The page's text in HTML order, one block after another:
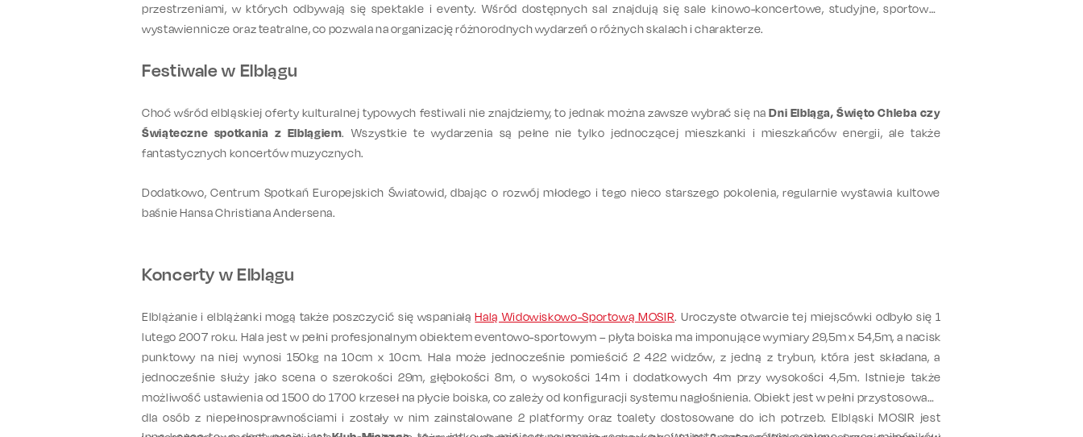
przestrzeniami, w których odbywają się spektakle i eventy. Wśród dostępnych sal znajdują się sale kinowo-koncertowe, studyjne, sportowo-
wystawiennicze oraz teatralne, co pozwala na organizację różnorodnych wydarzeń o różnych skalach i charakterze.
Festiwale w Elblągu
Choć wśród elbląskiej oferty kulturalnej typowych festiwali nie znajdziemy, to jednak można zawsze wybrać się naDni Elbląga, Święto Chleba czy
Świąteczne spotkania z Elblągiem. Wszystkie te wydarzenia są pełne nie tylko jednoczącej mieszkanki i mieszkańców energii, ale także
fantastycznych koncertów muzycznych.
Dodatkowo, Centrum Spotkań Europejskich Światowid, dbając o rozwój młodego i tego nieco starszego pokolenia, regularnie wystawia kultowe
baśnie Hansa Christiana Andersena.
Koncerty w Elblągu
Elblążanie i elblążanki mogą także poszczycić się wspaniałąHalą Widowiskowo-Sportową MOSIR. Uroczyste otwarcie tej miejscówki odbyło się 1
lutego 2007 roku. Hala jest w pełni profesjonalnym obiektem eventowo-sportowym – płyta boiska ma imponujące wymiary 29,5m x 54,5m, a nacisk
punktowy na niej wynosi 150kg na 10cm x 10cm. Hala może jednocześnie pomieścić 2 422 widzów, z jedną z trybun, która jest składana, a
jednocześnie służy jako scena o szerokości 29m, głębokości 8m, o wysokości 14m i dodatkowych 4m przy wysokości 4,5m. Istnieje także
możliwość ustawienia od 1500 do 1700 krzeseł na płycie boiska, co zależy od konfiguracji systemu nagłośnienia. Obiekt jest w pełni przystosowany
dla osób z niepełnosprawnościami i zostały w nim zainstalowane 2 platformy oraz toalety dostosowane do ich potrzeb. Elbląski MOSIR jest